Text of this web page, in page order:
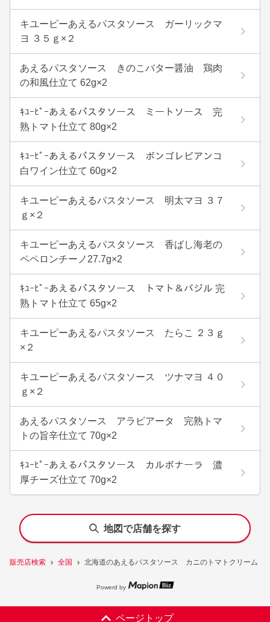
販売店検索 全国 北海道のあえるパスタソース カニのトマトクリーム
キユーピーあえるパスタソース ガーリックマ
ヨ ３５ｇ×２
あえるパスタソース きのこバター醤油 鶏肉
の和風仕立て 62g×2
ｷﾕｰﾋﾟｰあえるパスタソース ミートソース 完
熟トマト仕立て 80g×2
ｷﾕｰﾋﾟｰあえるパスタソース ボンゴレビアンコ
白ワイン仕立て 60g×2
キユーピーあえるパスタソース 明太マヨ ３７
ｇ×２
キユーピーあえるパスタソース 香ばし海老の
ペペロンチーノ27.7g×2
ｷﾕｰﾋﾟｰあえるパスタソース トマト＆バジル 完
熟トマト仕立て 65g×2
キユーピーあえるパスタソース たらこ ２３ｇ
×２
キユーピーあえるパスタソース ツナマヨ ４０
ｇ×２
あえるパスタソース アラビアータ 完熟トマ
トの旨辛仕立て 70g×2
ｷﾕｰﾋﾟｰあえるパスタソース カルボナーラ 濃
厚チーズ仕立て 70g×2
地図で店舗を探す
Powerd by
ページトップ